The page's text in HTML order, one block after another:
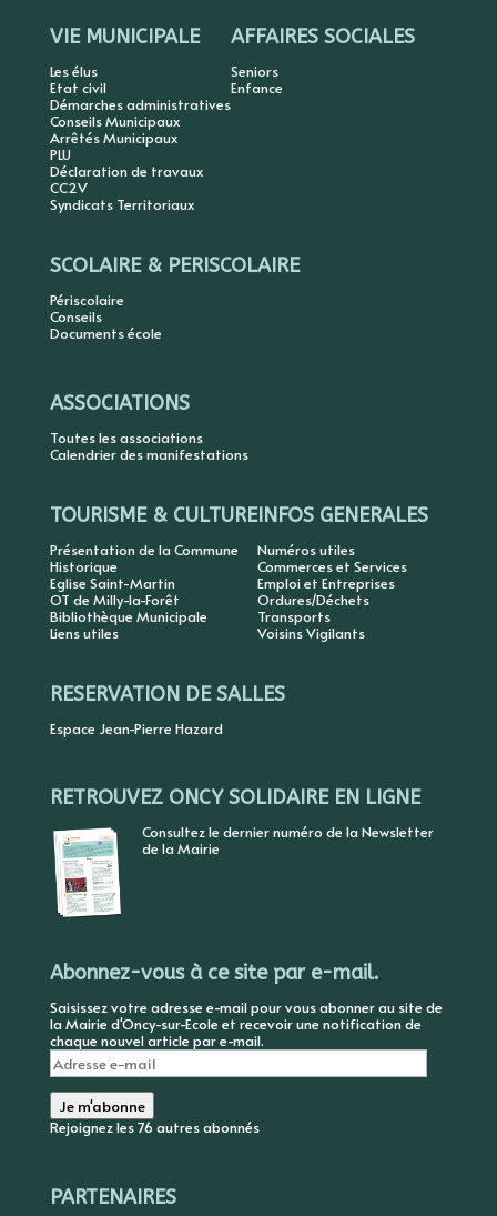
VIE MUNICIPALE
Les élus
Etat civil
Démarches administratives
Conseils Municipaux
Arrêtés Municipaux
PLU
Déclaration de travaux
CC2V
Syndicats Territoriaux
AFFAIRES SOCIALES
Seniors
Enfance
SCOLAIRE & PERISCOLAIRE
Périscolaire
Conseils
Documents école
ASSOCIATIONS
Toutes les associations
Calendrier des manifestations
TOURISME & CULTURE
Présentation de la Commune
Historique
Eglise Saint-Martin
OT de Milly-la-Forêt
Bibliothèque Municipale
Liens utiles
INFOS GENERALES
Numéros utiles
Commerces et Services
Emploi et Entreprises
Ordures/Déchets
Transports
Voisins Vigilants
RESERVATION DE SALLES
Espace Jean-Pierre Hazard
RETROUVEZ ONCY SOLIDAIRE EN LIGNE
Consultez le dernier numéro de la Newsletter
de la Mairie
Abonnez-vous à ce site par e-mail.
Saisissez votre adresse e-mail pour vous abonner au site de
la Mairie d'Oncy-sur-Ecole et recevoir une notification de
chaque nouvel article par e-mail.
Adresse
e-
mail
Je m'abonne
Rejoignez les 76 autres abonnés
PARTENAIRES